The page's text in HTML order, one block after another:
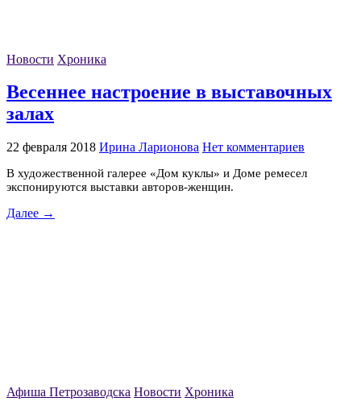
Новости Хроника
Весеннее настроение в выставочных
залах
22 февраля 2018 Ирина Ларионова Нет комментариев
В художественной галерее «Дом куклы» и Доме ремесел
экспонируются выставки авторов-женщин.
Далее →
Афиша Петрозаводска Новости Хроника